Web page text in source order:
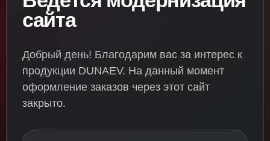
сайта
Добрый день! Благодарим вас за интерес к
продукции DUNAEV. На данный момент
оформление заказов через этот сайт
закрыто.